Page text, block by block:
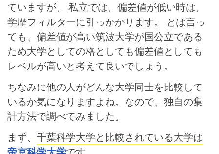
ていますが、 私立では、偏差値が低い時は、
学歴フィルターに引っかかります。
とは言っ
ても、偏差値が高い筑波大学が国公立である
ため大学としての格としても偏差値としても
レベルが高いと考えて良いでしょう。
ちなみに他の人がどんな大学同士を比較して
いるか気になりますよね。なので、独自の集
計方法で調べてみました。
まず、 千葉科学大学と比較されている大学は